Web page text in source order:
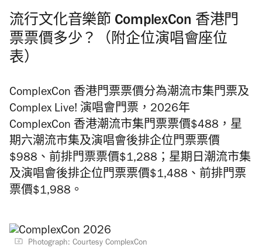
流行文化音樂節 ComplexCon 香港門
票票價多少？（附企位演唱會座位
表）
ComplexCon 香港門票票價分為潮流市集門票及
Complex Live! 演唱會門票，2026年
ComplexCon 香港潮流市集門票票價$488，星
期六潮流市集及演唱會後排企位門票票價
$988、前排門票票價$1,288；星期日潮流市集
及演唱會後排企位門票票價$1,488、前排門票
票價$1,988。
Photograph: Courtesy ComplexCon